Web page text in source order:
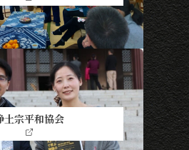
土宗平和協会